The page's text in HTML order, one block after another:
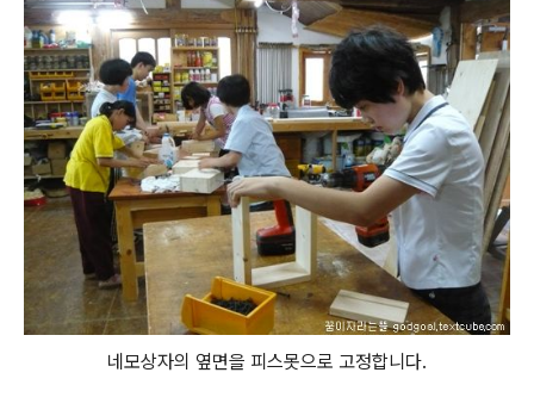
네모상자의 옆면을 피스못으로 고정합니다.